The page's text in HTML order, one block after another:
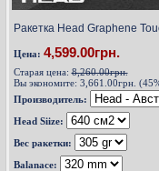
Ракетка Head Graphene
Цена: 4,599.00грн.
Старая цена:8,260.00грн.
Вы экономите: 3,661.00грн.
Производитель:
Head Siize:
Вес ракетки:
Balanace: